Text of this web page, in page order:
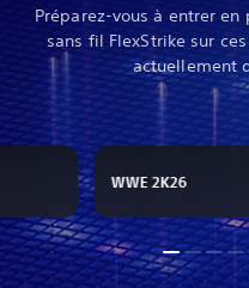
Préparez-vous à entrer
sans fil FlexStrike sur
actuellement
WWE 2K26